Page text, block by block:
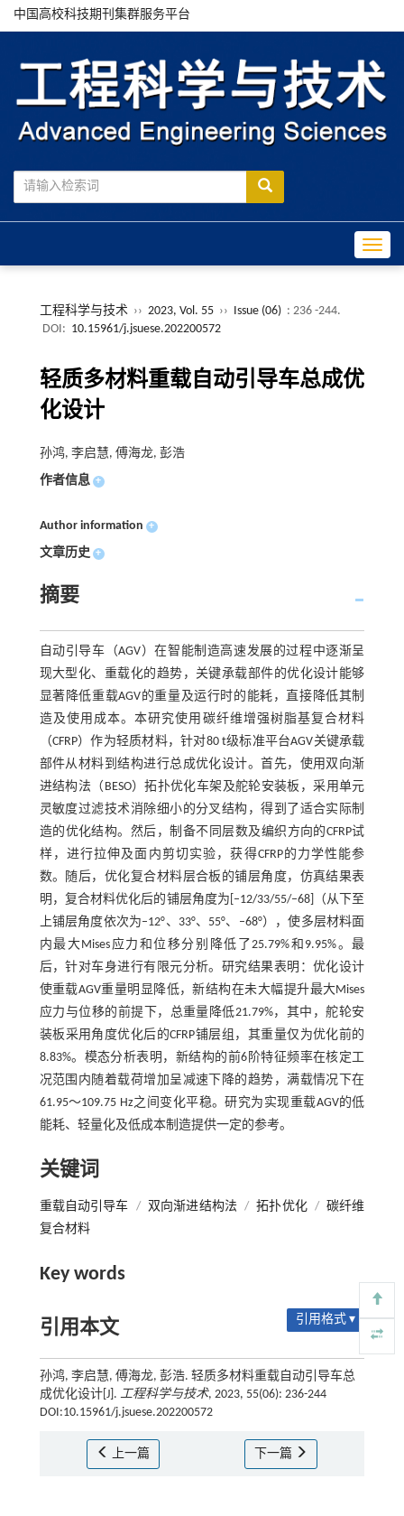
中国高校科技期刊集群服务平台
工程科学与技术 ›› 2023, Vol. 55 ›› Issue (06) : 236 -244.
DOI: 10.15961/j.jsuese.202200572
轻质多材料重载自动引导车总成优
化设计
孙鸿, 李启慧, 傅海龙, 彭浩
作者信息 +
Author information +
文章历史 +
摘要
自动引导车（AGV）在智能制造高速发展的过程中逐渐呈
现大型化、重载化的趋势，关键承载部件的优化设计能够
显著降低重载AGV的重量及运行时的能耗，直接降低其制
造及使用成本。本研究使用碳纤维增强树脂基复合材料
（CFRP）作为轻质材料，针对80 t级标准平台AGV关键承载
部件从材料到结构进行总成优化设计。首先，使用双向渐
进结构法（BESO）拓扑优化车架及舵轮安装板，采用单元
灵敏度过滤技术消除细小的分叉结构，得到了适合实际制
造的优化结构。然后，制备不同层数及编织方向的CFRP试
样，进行拉伸及面内剪切实验，获得CFRP的力学性能参
数。随后，优化复合材料层合板的铺层角度，仿真结果表
明，复合材料优化后的铺层角度为[–12/33/55/–68]（从下至
上铺层角度依次为–12°、33°、55°、–68°），使多层材料面
内最大Mises应力和位移分别降低了25.79%和9.95%。最
后，针对车身进行有限元分析。研究结果表明：优化设计
使重载AGV重量明显降低，新结构在未大幅提升最大Mises
应力与位移的前提下，总重量降低21.79%，其中，舵轮安
装板采用角度优化后的CFRP铺层组，其重量仅为优化前的
8.83%。模态分析表明，新结构的前6阶特征频率在核定工
况范围内随着载荷增加呈减速下降的趋势，满载情况下在
61.95～109.75 Hz之间变化平稳。研究为实现重载AGV的低
能耗、轻量化及低成本制造提供一定的参考。
关键词
重载自动引导车 / 双向渐进结构法 / 拓扑优化 / 碳纤维
复合材料
Key words
引用本文 引用格式 ▾
孙鸿, 李启慧, 傅海龙, 彭浩. 轻质多材料重载自动引导车总
成优化设计[J]. 工程科学与技术, 2023, 55(06): 236-244
DOI:10.15961/j.jsuese.202200572
上一篇 下一篇